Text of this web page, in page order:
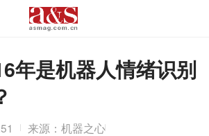
年是机器人情绪识别
来源：机器之心